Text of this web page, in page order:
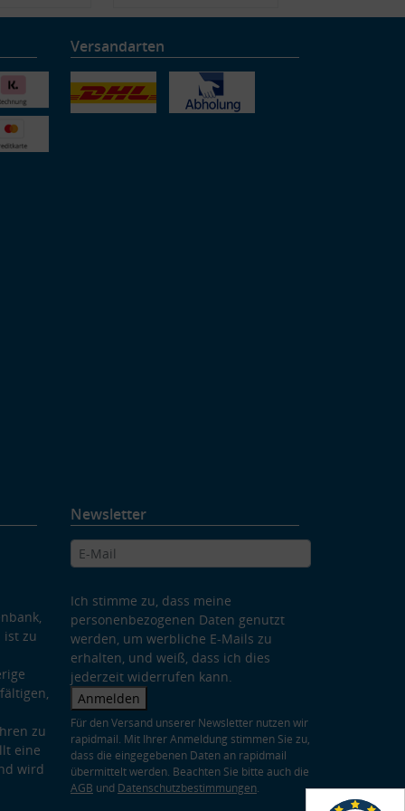
Versandarten
ist zu
zu
eine
wird
Newsletter
Ich stimme zu, dass meine
personenbezogenen Daten genutzt
werden, um werbliche E-Mails zu
erhalten, und weiß, dass ich dies
jederzeit widerrufen kann.
Anmelden
Für den Versand unserer Newsletter nutzen wir
rapidmail. Mit Ihrer Anmeldung stimmen Sie zu,
dass die eingegebenen Daten an rapidmail
übermittelt werden. Beachten Sie bitte auch die
AGB und Datenschutzbestimmungen.